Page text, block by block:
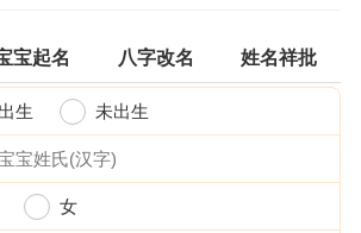
宝起名 八字改名 姓名祥批
生 未出生
女